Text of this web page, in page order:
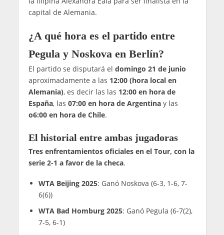
capital de Alemania.
¿A qué hora es el partido entre
Pegula y Noskova en Berlín?
El partido se disputará el domingo 21 de junio
aproximadamente a las 12:00 (hora local en
Alemania), es decir las las 12:00 en hora de
España, las 07:00 en hora de Argentinay las
o6:00 en hora de Chile.
El historial entre ambas jugadoras
Tres enfrentamientos oficiales en el Tour, con la
serie 2-1 a favor de la checa.
WTA Beijing 2025: Ganó Noskova (6-3, 1-6, 7-
6(6))
WTA Bad Homburg 2025: Ganó Pegula (6-7(2),
7-5, 6-1)